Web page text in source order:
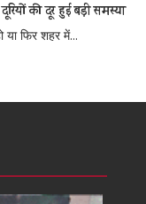
की दूर हुई बड़ी समस्या
या फिर शहर में...